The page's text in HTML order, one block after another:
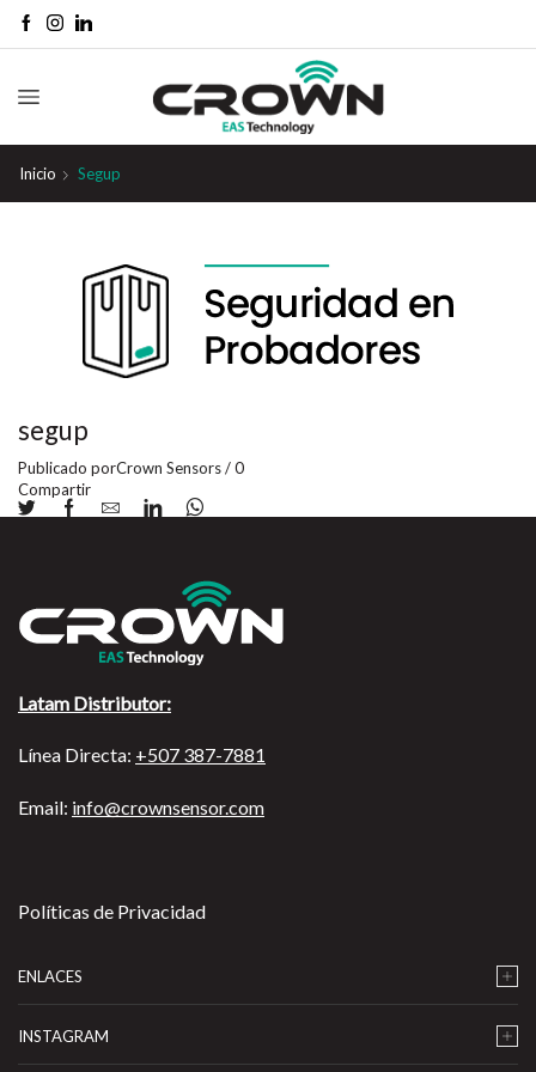
Inicio Segup
segup
Publicado porCrown Sensors/0
Compartir
Latam Distributor:
Línea Directa: +507 387-7881
Email: info@crownsensor.com
Políticas de Privacidad
ENLACES
INSTAGRAM